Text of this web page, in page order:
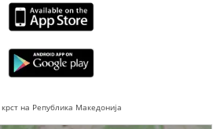
ПОСТЕРИ
ПРЕЗЕНТАЦИИ
на Република Македонија